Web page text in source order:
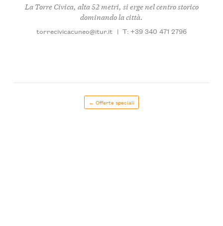
La Torre Civica, alta 52 metri, si erge nel centro storico
dominando la città.
torrecivicacuneo@itur.it | T: +39 340 471 2796
← Offerte speciali